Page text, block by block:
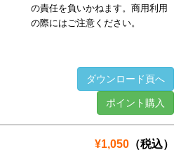
の責任を負いかねます。商用利用
の際にはご注意ください。
ダウンロード頁へ
ポイント購入
¥1,050 （税込）